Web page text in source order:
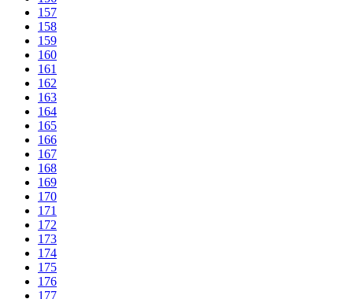
157
158
159
160
161
162
163
164
165
166
167
168
169
170
171
172
173
174
175
176
177